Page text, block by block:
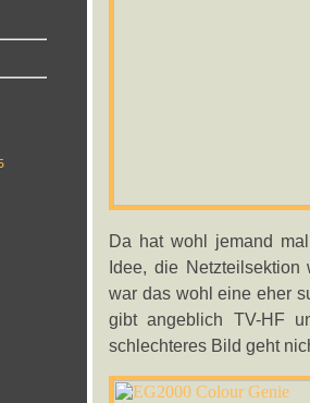
Da hat wohl jemand
Idee, die
war das wohl eine eher
gibt angeblich TV-HF
schlechteres Bild geht